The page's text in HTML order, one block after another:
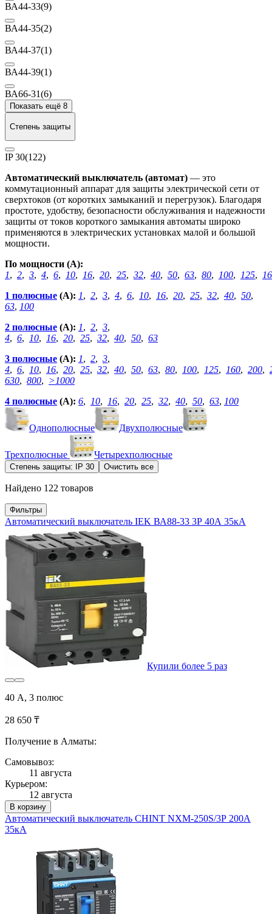
ВА44-33(9)
ВА44-35(2)
ВА44-37(1)
ВА44-39(1)
ВА66-31(6)
Показать ещё 8
Степень защиты
IP 30(122)
Автоматический выключатель (автомат) — это
коммутационный аппарат для защиты электрической сети от
сверхтоков (от коротких замыканий и перегрузок). Благодаря
простоте, удобству, безопасности обслуживания и надежности
защиты от токов короткого замыкания автоматы широко
применяются в электрических установках малой и большой
мощности.
По мощности (А):
1, 2, 3, 4, 6, 10, 16, 20, 25, 32, 40, 50, 63, 80, 100, 125,
1 полюсные (А): 1, 2, 3, 4, 6, 10, 16, 20, 25, 32, 40, 50,
63, 100
2 полюсные (А): 1, 2, 3,
4, 6, 10, 16, 20, 25, 32, 40, 50, 63
3 полюсные (А): 1, 2, 3,
4, 6, 10, 16, 20, 25, 32, 40, 50, 63, 80, 100, 125, 160, 200,
630, 800, >1000
4 полюсные (А): 6, 10, 16, 20, 25, 32, 40, 50, 63, 100
Однополюсные Двухполюсные
Трехполюсные Четырехполюсные
Степень защиты: IP 30 Очистить все
Найдено 122 товаров
Фильтры
Автоматический выключатель IEK ВА88-33 3Р 40А 35кА
Купили более 5 раз
40 А, 3 полюс
28 650 ₸
Получение в Алматы:
Самовывоз:
11 августа
Курьером:
12 августа
В корзину
Автоматический выключатель CHINT NXM-250S/3Р 200A
35кА